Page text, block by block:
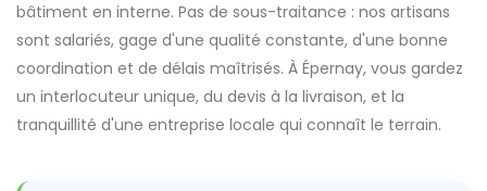
bâtiment en interne. Pas de sous-traitance : nos artisans
sont salariés, gage d'une qualité constante, d'une bonne
coordination et de délais maîtrisés. À Épernay, vous gardez
un interlocuteur unique, du devis à la livraison, et la
tranquillité d'une entreprise locale qui connaît le terrain.